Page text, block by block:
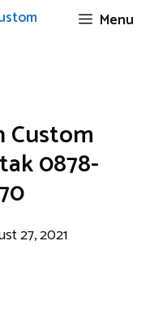
Menu
Custom
0878-
27, 2021